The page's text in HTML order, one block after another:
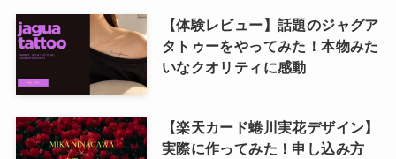
【体験レビュー】話題のジャグア
タトゥーをやってみた！本物みた
いなクオリティに感動
【楽天カード蜷川実花デザイン】
実際に作ってみた！申し込み方